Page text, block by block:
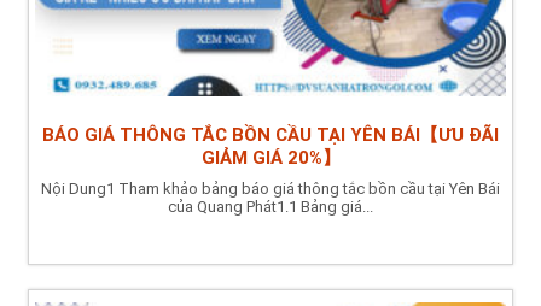
BÁO GIÁ THÔNG TẮC BỒN CẦU TẠI YÊN BÁI【ƯU ĐÃI
GIẢM GIÁ 20%】
Nội Dung1 Tham khảo bảng báo giá thông tắc bồn cầu tại Yên Bái
của Quang Phát1.1 Bảng giá...